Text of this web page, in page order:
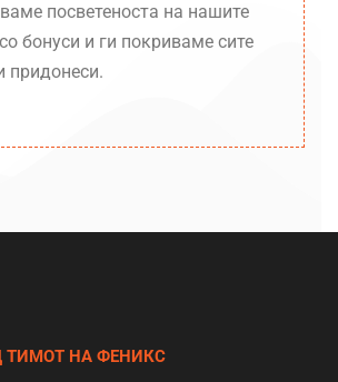
посветеноста на нашите
бонуси и ги покриваме сите
придонеси.
ТИМОТ НА ФЕНИКС